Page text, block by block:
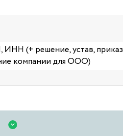
(+ решение, устав, приказ
компании для ООО)